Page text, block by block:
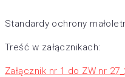
Standardy ochrony
Treść w załącznikach:
Załącznik nr 1 do ZW nr